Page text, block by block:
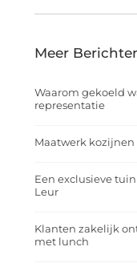
Meer
Waarom gekoeld
representatie
Maatwerk
Een exclusieve
Leur
Klanten zakelijk
met lunch